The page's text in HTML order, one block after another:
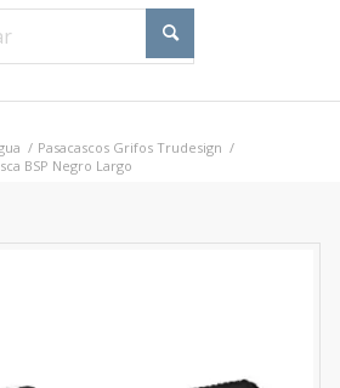
/ Pasacascos Grifos Trudesign /
BSP Negro Largo